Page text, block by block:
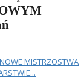
MISTRZOSTWA